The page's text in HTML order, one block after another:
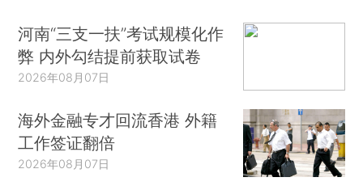
河南“三支一扶”考试规模化作
弊 内外勾结提前获取试卷
2026年08月07日
海外金融专才回流香港 外籍
工作签证翻倍
2026年08月07日